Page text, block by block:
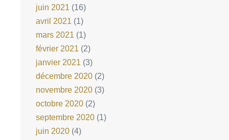
juin 2021 (16)
avril 2021 (1)
mars 2021 (1)
février 2021 (2)
janvier 2021 (3)
décembre 2020 (2)
novembre 2020 (3)
octobre 2020 (2)
septembre 2020 (1)
juin 2020 (4)